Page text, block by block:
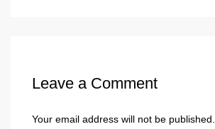
Leave a Comment
Your email address will not be published.